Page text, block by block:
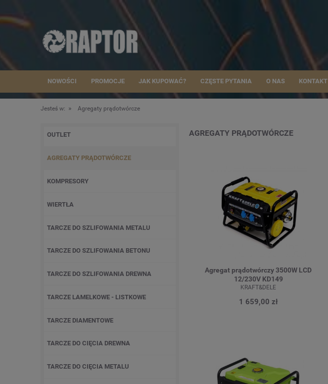
NOWOŚCI PROMOCJE JAK KUPOWAĆ? CZĘSTE PYTANIA O NAS KONTAKT
Jesteś w: » Agregaty prądotwórcze
OUTLET
AGREGATY PRĄDOTWÓRCZE
KOMPRESORY
WIERTŁA
TARCZE DO SZLIFOWANIA METALU
TARCZE DO SZLIFOWANIA BETONU
TARCZE DO SZLIFOWANIA DREWNA
TARCZE LAMELKOWE - LISTKOWE
TARCZE DIAMENTOWE
TARCZE DO CIĘCIA DREWNA
TARCZE DO CIĘCIA METALU
AGREGATY PRĄDOTWÓRCZE
Agregat prądotwórczy 3500W LCD
12/230V KD149
KRAFT&DELE
1 659,00 zł